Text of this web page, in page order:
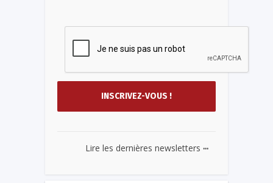
Lire les dernières newsletters ...